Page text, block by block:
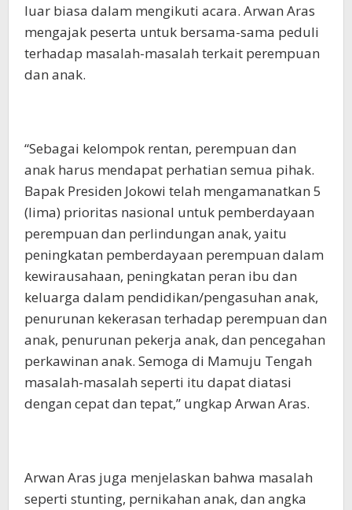
luar biasa dalam mengikuti acara. Arwan Aras
mengajak peserta untuk bersama-sama peduli
terhadap masalah-masalah terkait perempuan
dan anak.
“Sebagai kelompok rentan, perempuan dan
anak harus mendapat perhatian semua pihak.
Bapak Presiden Jokowi telah mengamanatkan 5
(lima) prioritas nasional untuk pemberdayaan
perempuan dan perlindungan anak, yaitu
peningkatan pemberdayaan perempuan dalam
kewirausahaan, peningkatan peran ibu dan
keluarga dalam pendidikan/pengasuhan anak,
penurunan kekerasan terhadap perempuan dan
anak, penurunan pekerja anak, dan pencegahan
perkawinan anak. Semoga di Mamuju Tengah
masalah-masalah seperti itu dapat diatasi
dengan cepat dan tepat,” ungkap Arwan Aras.
Arwan Aras juga menjelaskan bahwa masalah
seperti stunting, pernikahan anak, dan angka